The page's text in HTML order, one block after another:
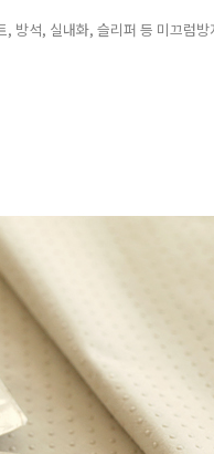
, 방석, 실내화, 슬리퍼 등 미끄럼